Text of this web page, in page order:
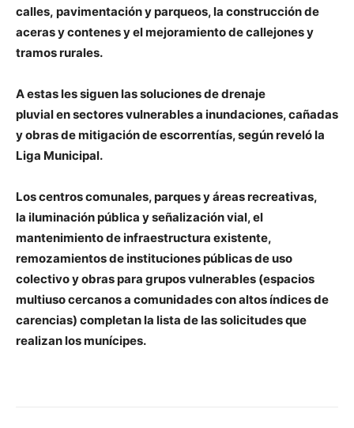
calles, pavimentación y parqueos, la construcción de
aceras y contenes y el mejoramiento de callejones y
tramos rurales.
A estas les siguen las soluciones de drenaje
pluvial en sectores vulnerables a inundaciones, cañadas
y obras de mitigación de escorrentías, según reveló la
Liga Municipal.
Los centros comunales, parques y áreas recreativas,
la iluminación pública y señalización vial, el
mantenimiento de infraestructura existente,
remozamientos de instituciones públicas de uso
colectivo y obras para grupos vulnerables (espacios
multiuso cercanos a comunidades con altos índices de
carencias) completan la lista de las solicitudes que
realizan los munícipes.